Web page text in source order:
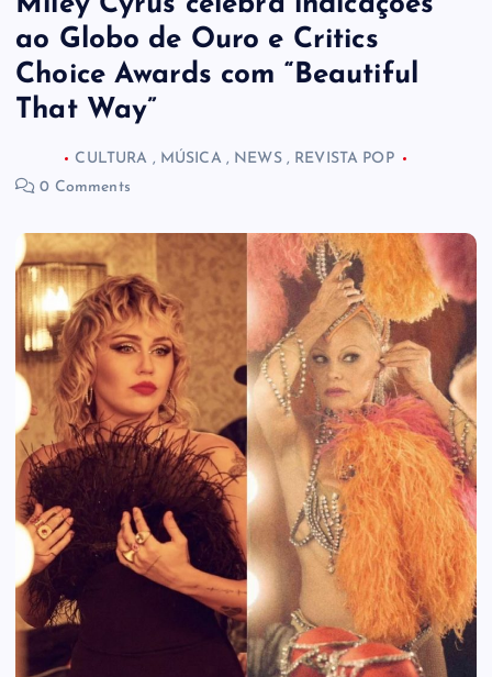
ao Globo de Ouro e Critics
Choice Awards com “Beautiful
That Way”
CULTURA , MÚSICA, NEWS, REVISTA POP
0 Comments